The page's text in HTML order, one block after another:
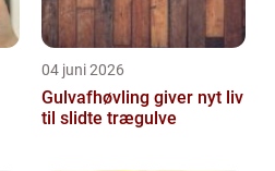
04 juni 2026
Gulvafhøvling giver nyt liv
til slidte trægulve